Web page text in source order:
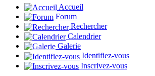
Accueil
Forum
Rechercher
Calendrier
Galerie
Identifiez-vous
Inscrivez-vous